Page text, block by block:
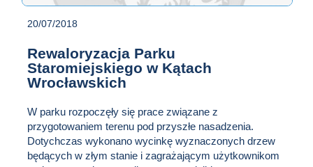
20/07/2018
Rewaloryzacja Parku
Staromiejskiego w Kątach
Wrocławskich
W parku rozpoczęły się prace związane z
przygotowaniem terenu pod przyszłe nasadzenia.
Dotychczas wykonano wycinkę wyznaczonych drzew
będących w złym stanie i zagrażającym użytkownikom